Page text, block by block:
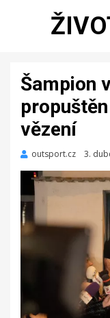
Šampion
vězení
outsport.cz 3.